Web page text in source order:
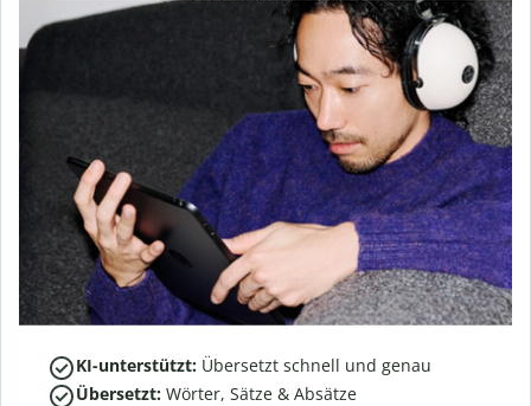
KI-unterstützt: Übersetzt schnell und genau
Übersetzt: Wörter, Sätze & Absätze